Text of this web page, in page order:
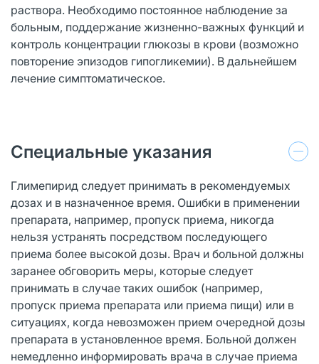
раствора. Необходимо постоянное наблюдение за
больным, поддержание жизненно-важных функций и
контроль концентрации глюкозы в крови (возможно
повторение эпизодов гипогликемии). В дальнейшем
лечение симптоматическое.
Специальные указания
Глимепирид следует принимать в рекомендуемых
дозах и в назначенное время. Ошибки в применении
препарата, например, пропуск приема, никогда
нельзя устранять посредством последующего
приема более высокой дозы. Врач и больной должны
заранее обговорить меры, которые следует
принимать в случае таких ошибок (например,
пропуск приема препарата или приема пищи) или в
ситуациях, когда невозможен прием очередной дозы
препарата в установленное время. Больной должен
немедленно информировать врача в случае приема